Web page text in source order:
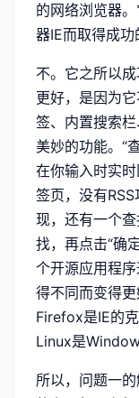
的网络浏览器
器IE而取得成功
不。它之所以
更好，是因为
签、内置搜索
美妙的功能。“
在你输入时实
签页，没有
现，还有一个
找，再点击“确
个开源应用程
得不同而变得
Firefox是IE的
Linux是
所以，问题一